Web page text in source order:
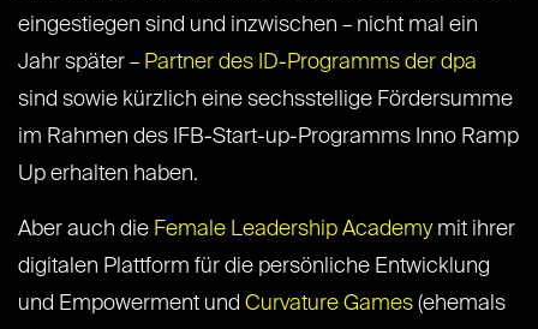
eingestiegen sind und inzwischen – nicht mal ein
Jahr später – Partner des ID-Programms der dpa
sind sowie kürzlich eine sechsstellige Fördersumme
im Rahmen des IFB-Start-up-Programms Inno Ramp
Up erhalten haben.
Aber auch die Female Leadership Academymit ihrer
digitalen Plattform für die persönliche Entwicklung
und Empowerment und Curvature Games (ehemals